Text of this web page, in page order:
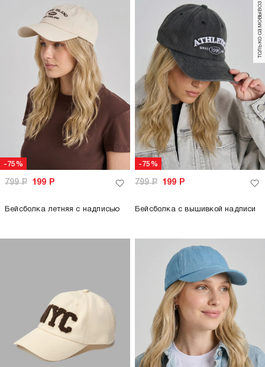
-75%
799Р 199 Р
Бейсболка летняя с надписью
-75%
только самовывоз
799Р 199 Р
Бейсболка с вышивкой надписи